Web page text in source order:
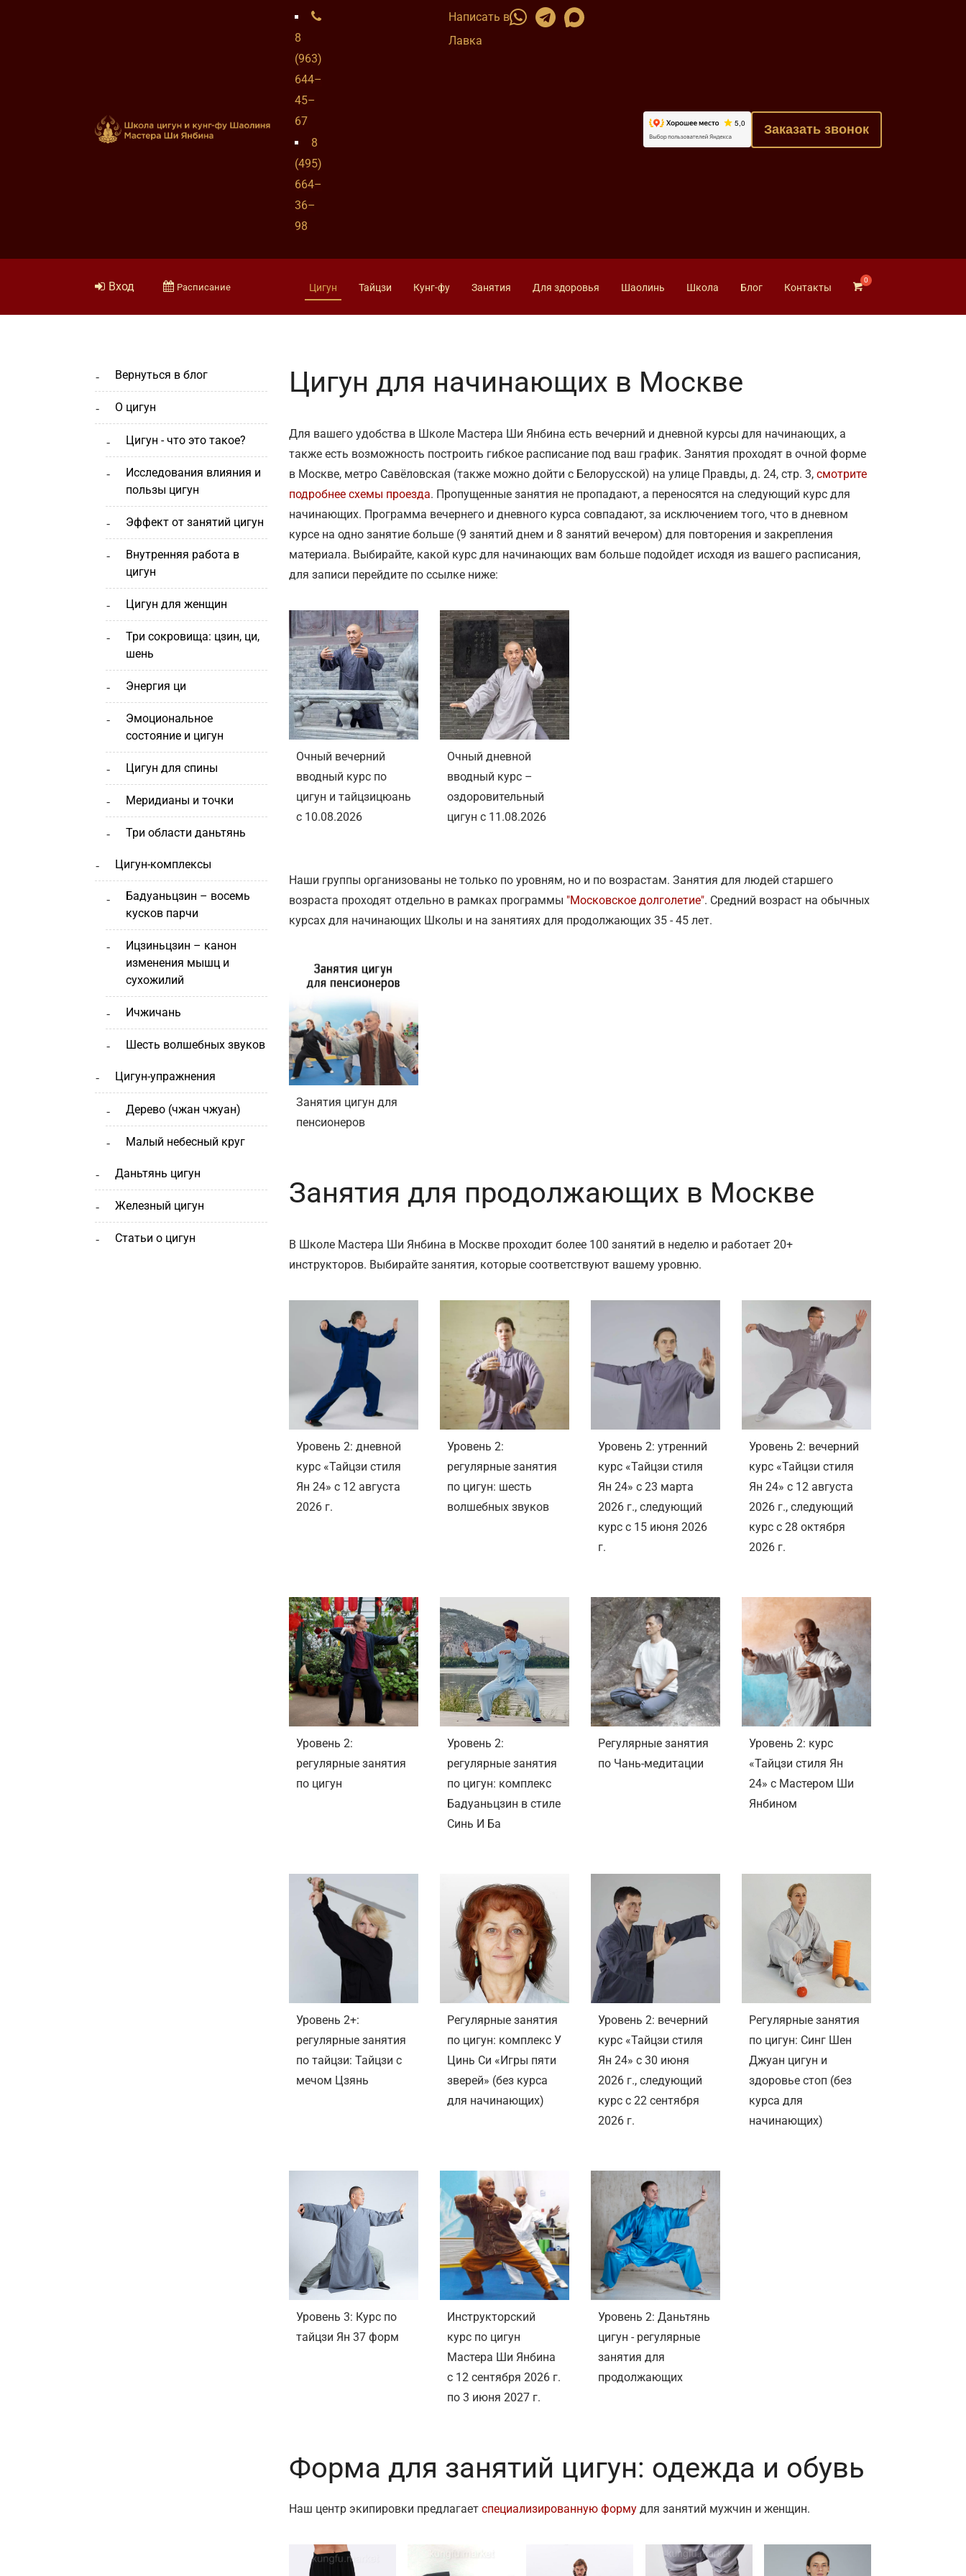
8
(963)
644–
45–
67
8
(495)
664–
36–
98
Написать в
Лавка
Заказать звонок
Вход Расписание Цигун Тайцзи Кунг-фу Занятия Для здоровья Шаолинь Школа Блог Контакты
вернуться в блог
о цигун
цигун - что это такое?
исследования влияния и
пользы цигун
эффект от занятий цигун
внутренняя работа в
цигун
цигун для женщин
три сокровища: цзин, ци,
шень
энергия ци
эмоциональное
состояние и цигун
цигун для спины
меридианы и точки
три области даньтянь
цигун-комплексы
бадуаньцзин – восемь
кусков парчи
ицзиньцзин – канон
изменения мышц и
сухожилий
ичжичань
шесть волшебных звуков
цигун-упражнения
дерево (чжан чжуан)
малый небесный круг
даньтянь цигун
железный цигун
статьи о цигун
Цигун для начинающих в Москве
Для вашего удобства в Школе Мастера Ши Янбина есть вечерний и дневной курсы для начинающих, а
также есть возможность построить гибкое расписание под ваш график. Занятия проходят в очной форме
в Москве, метро Савёловская (также можно дойти с Белорусской) на улице Правды, д. 24, стр. 3, смотрите
подробнее схемы проезда. Пропущенные занятия не пропадают, а переносятся на следующий курс для
начинающих. Программа вечернего и дневного курса совпадают, за исключением того, что в дневном
курсе на одно занятие больше (9 занятий днем и 8 занятий вечером) для повторения и закрепления
материала. Выбирайте, какой курс для начинающих вам больше подойдет исходя из вашего расписания,
для записи перейдите по ссылке ниже:
Очный вечерний
вводный курс по
цигун и тайцзицюань
с 10.08.2026
Очный дневной
вводный курс –
оздоровительный
цигун с 11.08.2026
Наши группы организованы не только по уровням, но и по возрастам. Занятия для людей старшего
возраста проходят отдельно в рамках программы "Московское долголетие". Средний возраст на обычных
курсах для начинающих Школы и на занятиях для продолжающих 35 - 45 лет.
Занятия цигун для
пенсионеров
Занятия для продолжающих в Москве
В Школе Мастера Ши Янбина в Москве проходит более 100 занятий в неделю и работает 20+
инструкторов. Выбирайте занятия, которые соответствуют вашему уровню.
Уровень 2: дневной
курс «Тайцзи стиля
Ян 24» с 12 августа
2026 г.
Уровень 2:
регулярные занятия
по цигун: шесть
волшебных звуков
Уровень 2: утренний
курс «Тайцзи стиля
Ян 24» c 23 марта
2026 г., следующий
курс с 15 июня 2026
г.
Уровень 2: вечерний
курс «Тайцзи стиля
Ян 24» с 12 августа
2026 г., следующий
курс с 28 октября
2026 г.
Уровень 2:
регулярные занятия
по цигун
Уровень 2:
регулярные занятия
по цигун: комплекс
Бадуаньцзин в стиле
Синь И Ба
Регулярные занятия
по Чань-медитации
Уровень 2: курс
«Тайцзи стиля Ян
24» с Мастером Ши
Янбином
Уровень 2+:
регулярные занятия
по тайцзи: Тайцзи с
мечом Цзянь
Регулярные занятия
по цигун: комплекс У
Цинь Си «Игры пяти
зверей» (без курса
для начинающих)
Уровень 2: вечерний
курс «Тайцзи стиля
Ян 24» с 30 июня
2026 г., следующий
курс с 22 сентября
2026 г.
Регулярные занятия
по цигун: Синг Шен
Джуан цигун и
здоровье стоп (без
курса для
начинающих)
Уровень 3: Курс по
тайцзи Ян 37 форм
Инструкторский
курс по цигун
Мастера Ши Янбина
с 12 сентября 2026 г.
по 3 июня 2027 г.
Уровень 2: Даньтянь
цигун - регулярные
занятия для
продолжающих
Форма для занятий цигун: одежда и обувь
Наш центр экипировки предлагает специализированную форму для занятий мужчин и женщин.